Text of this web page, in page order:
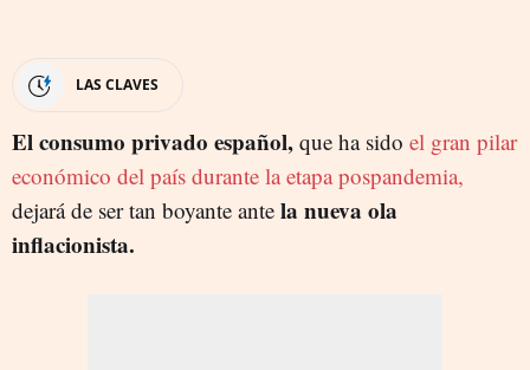
LAS CLAVES
El consumo privado español, que ha sido el gran pilar
económico del país durante la etapa pospandemia,
dejará de ser tan boyante ante la nueva ola
inflacionista.